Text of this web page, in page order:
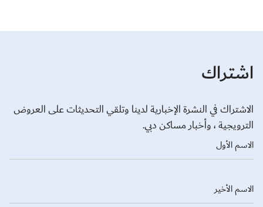
اشتراك
الاشتراك في النشرة الإخبارية لدينا وتلقي التحديثات على العروض
الترويجية ، وأخبار مساكن دبي.
الاسم الأول
الاسم الأخير